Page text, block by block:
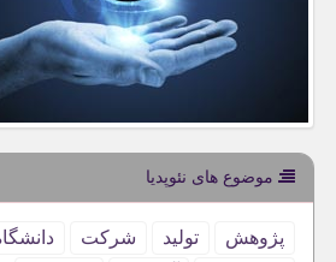
موضوع های نئوپدیا
پژوهش تولید شركت